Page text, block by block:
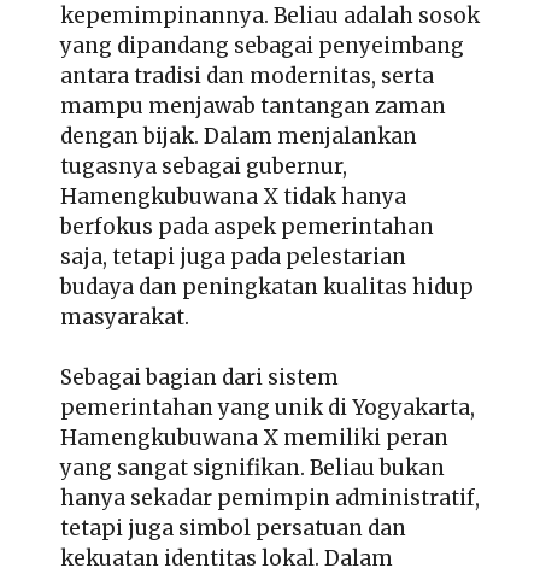
kepemimpinannya. Beliau adalah sosok
yang dipandang sebagai penyeimbang
antara tradisi dan modernitas, serta
mampu menjawab tantangan zaman
dengan bijak. Dalam menjalankan
tugasnya sebagai gubernur,
Hamengkubuwana X tidak hanya
berfokus pada aspek pemerintahan
saja, tetapi juga pada pelestarian
budaya dan peningkatan kualitas hidup
masyarakat.
Sebagai bagian dari sistem
pemerintahan yang unik di Yogyakarta,
Hamengkubuwana X memiliki peran
yang sangat signifikan. Beliau bukan
hanya sekadar pemimpin administratif,
tetapi juga simbol persatuan dan
kekuatan identitas lokal. Dalam